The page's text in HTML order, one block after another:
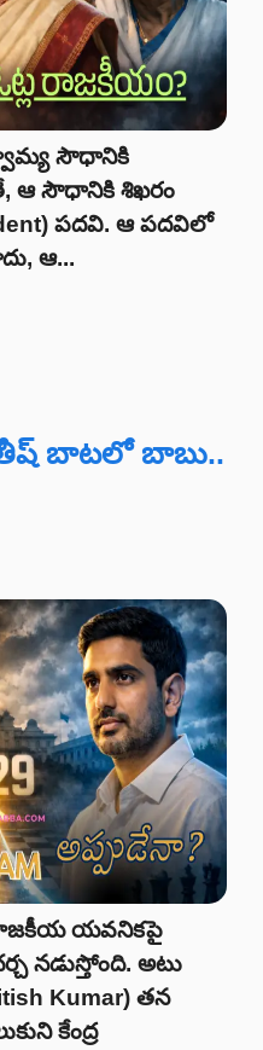
సౌధానికి
ఆ సౌధానికి శిఖరం
పదవి. ఆ పదవిలో
ఆ...
బాటలో బాబు..
రాజకీయ యవనికపై
నడుస్తోంది. అటు
Kumar) తన
కేంద్ర